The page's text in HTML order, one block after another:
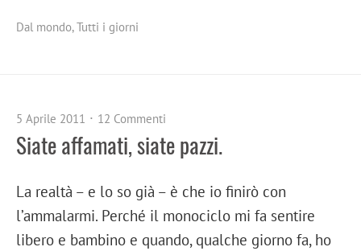
Dal mondo,Tutti i giorni
5 Aprile 2011 12 Commenti
Siate affamati, siate pazzi.
La realtà – e lo so già – è che io finirò con
l’ammalarmi. Perché il monociclo mi fa sentire
libero e bambino e quando, qualche giorno fa, ho